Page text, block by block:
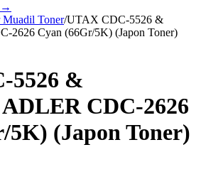
→
Toner/UTAX CDC-5526 &
2626 Cyan (66Gr/5K) (Japon Toner)
5526 &
CDC-2626
5K) (Japon Toner)